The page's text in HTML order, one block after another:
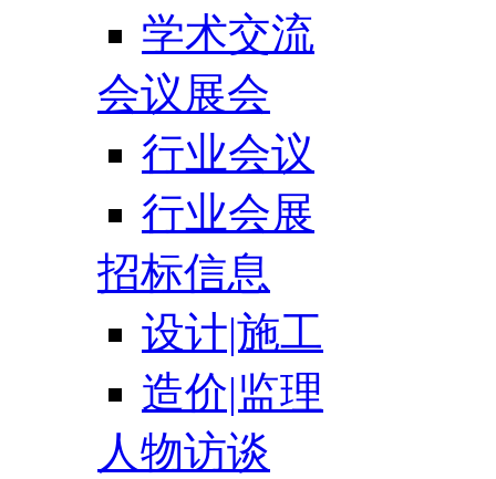
学术交流
会议展会
行业会议
行业会展
招标信息
设计|施工
造价|监理
人物访谈